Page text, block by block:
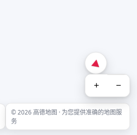
+ −
© 2026 高德地图 · 为您提供准确的地图服
务